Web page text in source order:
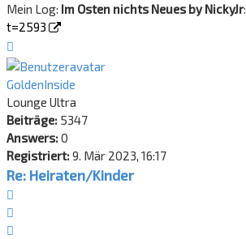
Mein Log: Im Osten nichts Neues by NickyJr:
t=2593
oben
GoldenInside
Lounge Ultra
Beiträge: 5347
Answers:0
Registriert:9. Mär 2023, 16:17
Re: Heiraten/Kinder